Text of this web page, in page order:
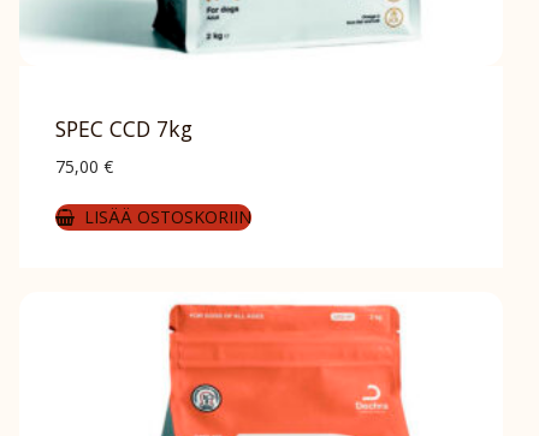
SPEC CCD 7kg
75,00 €
LISÄÄ OSTOSKORIIN